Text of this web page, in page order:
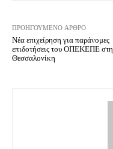
ΠΡΟΗΓΟΎΜΕΝΟ ΆΡΘΡΟ
Νέα επιχείρηση για παράνομες
επιδοτήσεις του ΟΠΕΚΕΠΕ στη
Θεσσαλονίκη